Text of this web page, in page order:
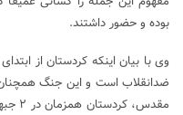
بوده و حضور داشتند.
وی با بیان اینکه کردستان از
ضدانقلاب است و این جنگ